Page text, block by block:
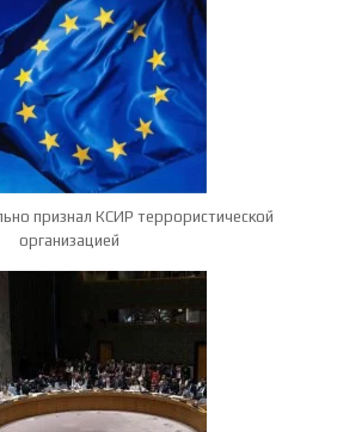
признал КСИР террористической
организацией